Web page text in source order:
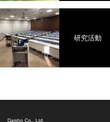
研究活動
Daisho Co., Ltd.